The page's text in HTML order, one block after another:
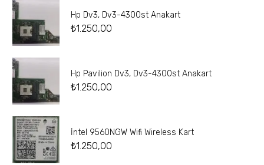
Hp Dv3, Dv3-4300st Anakart
₺1.250,00
Hp Pavilion Dv3, Dv3-4300st Anakart
₺1.250,00
İntel 9560NGW Wifi Wireless Kart
₺1.250,00